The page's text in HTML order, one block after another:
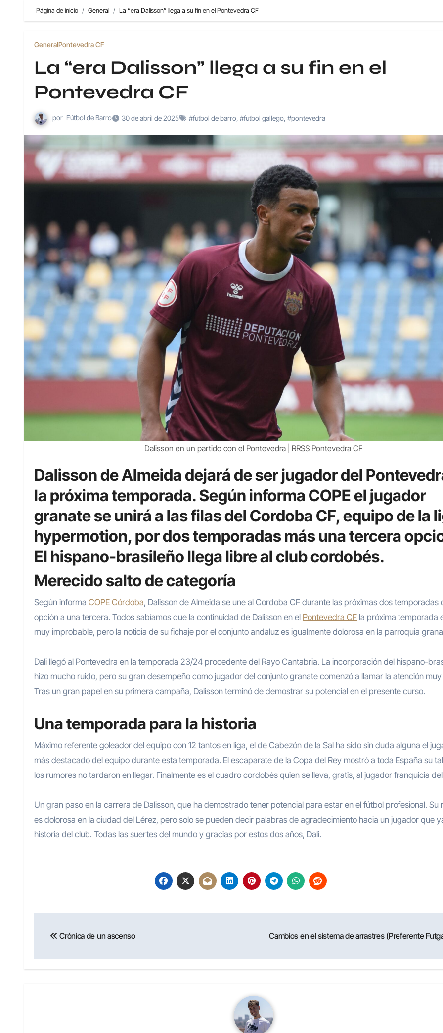
Página de inicio General La “era Dalisson” llega a su fin en el Pontevedra CF
GeneralPontevedra CF
La “era Dalisson” llega a su fin en el
Pontevedra CF
por Fútbol de Barro 30 de abril de 2025 #futbol de barro #futbol gallego #pontevedra
Dalisson en un partido con el Pontevedra | RRSS Pontevedra CF
Dalisson de Almeida dejará de ser jugador del
la próxima temporada. Según informa COPE el jugador
granate se unirá a las filas del Cordoba CF, equipo de la
hypermotion, por dos temporadas más una tercera
El hispano-brasileño llega libre al club cordobés.
Merecido salto de categoría
Según informa COPE Córdoba, Dalisson de Almeida se une al Cordoba CF durante las próximas dos temporadas
opción a una tercera. Todos sabíamos que la continuidad de Dalisson en el Pontevedra CF la próxima temporada
muy improbable, pero la noticia de su fichaje por el conjunto andaluz es igualmente dolorosa en la parroquia
Dali llegó al Pontevedra en la temporada 23/24 procedente del Rayo Cantabria. La incorporación del hispano-
hizo mucho ruido, pero su gran desempeño como jugador del conjunto granate comenzó a llamar la atención
Tras un gran papel en su primera campaña, Dalisson terminó de demostrar su potencial en el presente curso.
Una temporada para la historia
Máximo referente goleador del equipo con 12 tantos en liga, el de Cabezón de la Sal ha sido sin duda alguna el
más destacado del equipo durante esta temporada. El escaparate de la Copa del Rey mostró a toda España su
los rumores no tardaron en llegar. Finalmente es el cuadro cordobés quien se lleva, gratis, al jugador franquicia del
Un gran paso en la carrera de Dalisson, que ha demostrado tener potencial para estar en el fútbol profesional. Su
es dolorosa en la ciudad del Lérez, pero solo se pueden decir palabras de agradecimiento hacia un jugador que
historia del club. Todas las suertes del mundo y gracias por estos dos años, Dali.
de
entradas
Crónica de un ascenso Cambios en el sistema de arrastres (Preferente